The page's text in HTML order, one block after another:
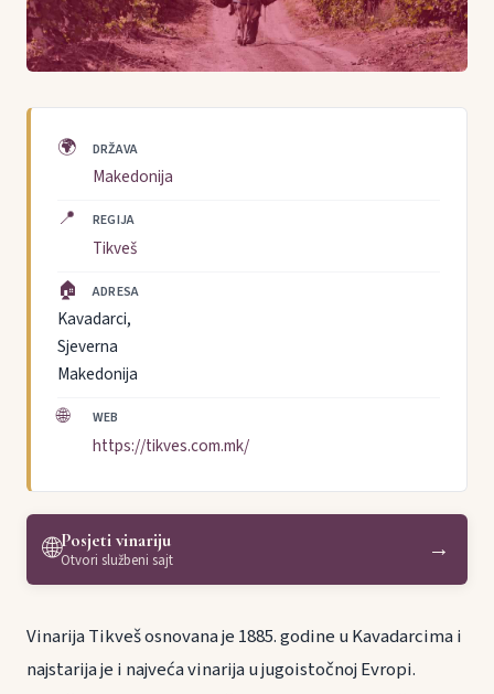
🌍 DRŽAVA
Makedonija
📍 REGIJA
Tikveš
🏠 ADRESA
Kavadarci,
Sjeverna
Makedonija
🌐 WEB
https://tikves.com.mk/
🌐Posjeti vinariju
Otvori službeni sajt →
Vinarija Tikveš osnovana je 1885. godine u Kavadarcima i
najstarija je i najveća vinarija u jugoistočnoj Evropi.